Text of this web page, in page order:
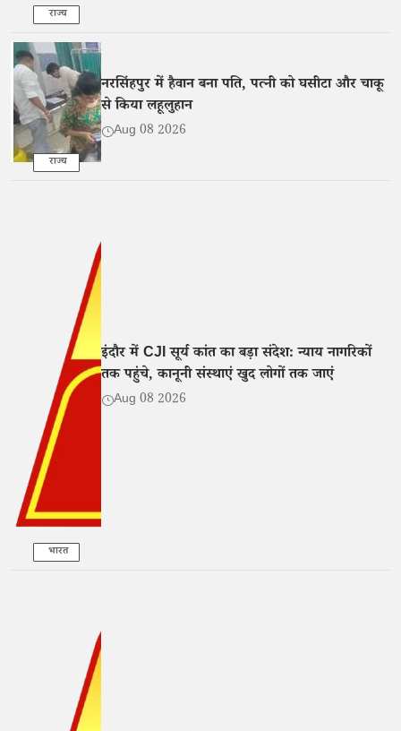
राज्य
राज्य
नरसिंहपुर में हैवान बना पति, पत्नी को घसीटा और चाकू
से किया लहूलुहान
Aug 08 2026
भारत
इंदौर में CJI सूर्य कांत का बड़ा संदेश: न्याय नागरिकों
तक पहुंचे, कानूनी संस्थाएं खुद लोगों तक जाएं
Aug 08 2026